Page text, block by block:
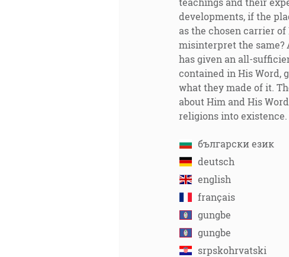
developments, if the
as the chosen carrier
misinterpret the same?
has given an all-
contained in His Word,
what they made of it.
about Him and His
religions into
български език
deutsch
english
français
gungbe
gungbe
srpskohrvatski